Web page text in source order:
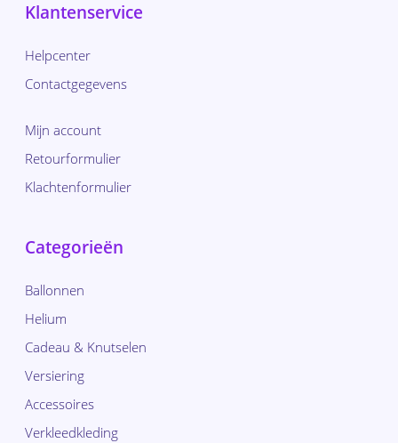
Klantenservice
Helpcenter
Contactgegevens
Mijn account
Retourformulier
Klachtenformulier
Categorieën
Ballonnen
Helium
Cadeau & Knutselen
Versiering
Accessoires
Verkleedkleding